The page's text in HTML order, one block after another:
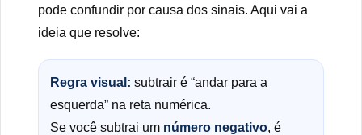
pode confundir por causa dos sinais. Aqui vai a
ideia que resolve:
Regra visual: subtrair é “andar para a
esquerda” na reta numérica.
Se você subtrai um número negativo, é